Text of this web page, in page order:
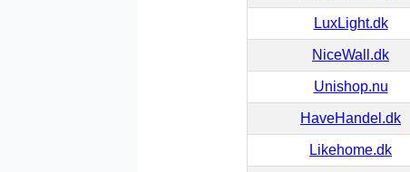
LuxLight.dk
NiceWall.dk
Unishop.nu
HaveHandel.dk
Likehome.dk